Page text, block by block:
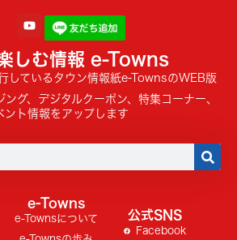
しむ情報 e-Towns
しているタウン情報紙e-TownsのWEB版
グ、デジタルクーポン、特集コーナー、
ント情報をアップします
e-Towns
e-Townsについて
公式SNS
Facebook